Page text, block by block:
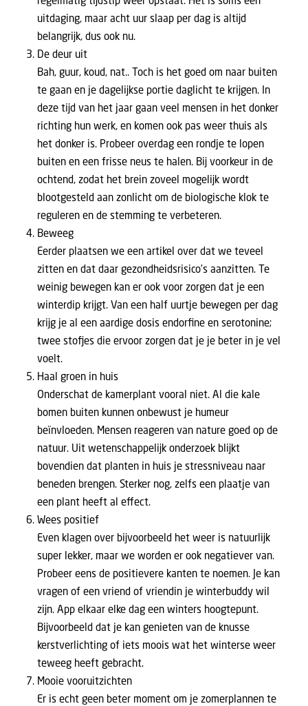
uitdaging, maar acht uur slaap per dag is altijd
belangrijk, dus ook nu.
De deur uit
Bah, guur, koud, nat.. Toch is het goed om naar buiten
te gaan en je dagelijkse portie daglicht te krijgen. In
deze tijd van het jaar gaan veel mensen in het donker
richting hun werk, en komen ook pas weer thuis als
het donker is. Probeer overdag een rondje te lopen
buiten en een frisse neus te halen. Bij voorkeur in de
ochtend, zodat het brein zoveel mogelijk wordt
blootgesteld aan zonlicht om de biologische klok te
reguleren en de stemming te verbeteren.
Beweeg
Eerder plaatsen we een artikel over dat we teveel
zitten en dat daar gezondheidsrisico’s aanzitten. Te
weinig bewegen kan er ook voor zorgen dat je een
winterdip krijgt. Van een half uurtje bewegen per dag
krijg je al een aardige dosis endorfine en serotonine;
twee stofjes die ervoor zorgen dat je je beter in je vel
voelt.
Haal groen in huis
Onderschat de kamerplant vooral niet. Al die kale
bomen buiten kunnen onbewust je humeur
beïnvloeden. Mensen reageren van nature goed op de
natuur. Uit wetenschappelijk onderzoek blijkt
bovendien dat planten in huis je stressniveau naar
beneden brengen. Sterker nog, zelfs een plaatje van
een plant heeft al effect.
Wees positief
Even klagen over bijvoorbeeld het weer is natuurlijk
super lekker, maar we worden er ook negatiever van.
Probeer eens de positievere kanten te noemen. Je kan
vragen of een vriend of vriendin je winterbuddy wil
zijn. App elkaar elke dag een winters hoogtepunt.
Bijvoorbeeld dat je kan genieten van de knusse
kerstverlichting of iets moois wat het winterse weer
teweeg heeft gebracht.
Mooie vooruitzichten
Er is echt geen beter moment om je zomerplannen te